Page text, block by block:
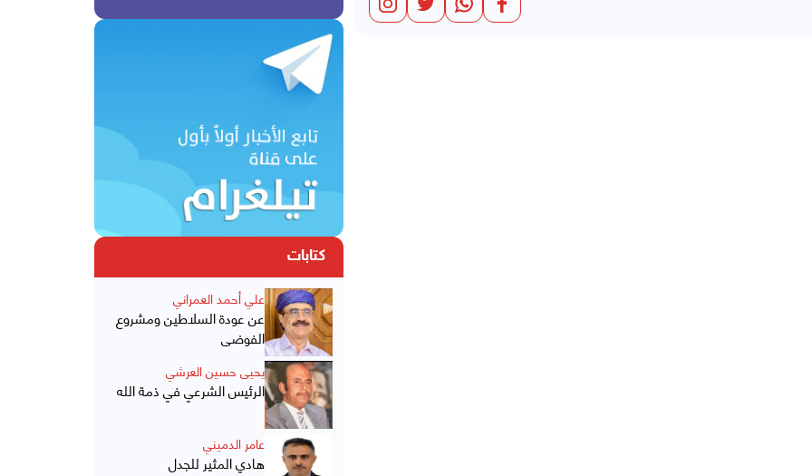
كتابات
علي أحمد العمراني
عن عودة السلاطين ومشروع
الفوضى
يحيى حسين العرشي
الرئيس الشرعي في ذمة الله
عامر الدميني
هادي المثير للجدل